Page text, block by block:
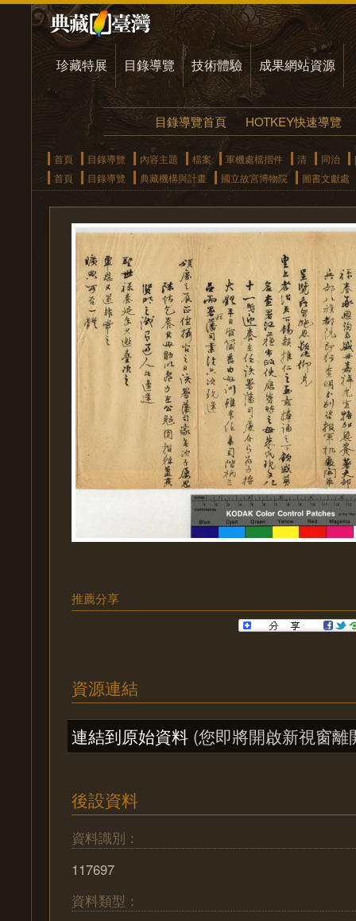
珍藏特展 目錄導覽 技術體驗 成果網站資源
目錄導覽首頁 HOTKEY快速導覽
首頁 目錄導覽 內容主題 檔案 軍機處檔摺件 清 同治
首頁
目錄導覽 典藏機構與計畫 國立故宮博物院 圖書文獻處
推薦分享
資源連結
連結到原始資料 (您即將開啟新視窗離
後設資料
資料識別：
117697
資料類型：